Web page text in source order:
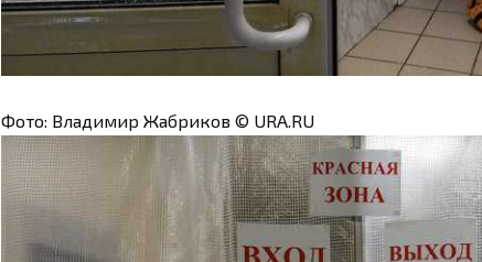
Фото: Владимир Жабриков © URA.RU